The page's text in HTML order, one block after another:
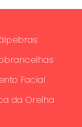
Facial
da Orelha